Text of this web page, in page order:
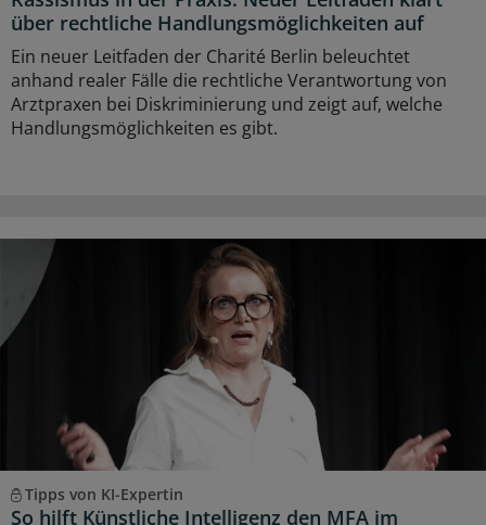
über rechtliche Handlungsmöglichkeiten auf
Ein neuer Leitfaden der Charité Berlin beleuchtet
anhand realer Fälle die rechtliche Verantwortung von
Arztpraxen bei Diskriminierung und zeigt auf, welche
Handlungsmöglichkeiten es gibt.
Tipps von KI-Expertin
So hilft Künstliche Intelligenz den MFA im